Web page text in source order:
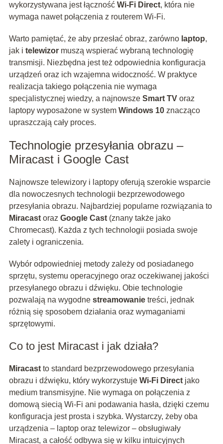
wykorzystywana jest łączność Wi-Fi Direct, która nie
wymaga nawet połączenia z routerem Wi-Fi.
Warto pamiętać, że aby przesłać obraz, zarówno laptop,
jak i telewizormuszą wspierać wybraną technologię
transmisji. Niezbędna jest też odpowiednia konfiguracja
urządzeń oraz ich wzajemna widoczność. W praktyce
realizacja takiego połączenia nie wymaga
specjalistycznej wiedzy, a najnowsze Smart TVoraz
laptopy wyposażone w system Windows 10znacząco
upraszczają cały proces.
Technologie przesyłania obrazu –
Miracast i Google Cast
Najnowsze telewizory i laptopy oferują szerokie wsparcie
dla nowoczesnych technologii bezprzewodowego
przesyłania obrazu. Najbardziej popularne rozwiązania to
Miracastoraz Google Cast(znany także jako
Chromecast). Każda z tych technologii posiada swoje
zalety i ograniczenia.
Wybór odpowiedniej metody zależy od posiadanego
sprzętu, systemu operacyjnego oraz oczekiwanej jakości
przesyłanego obrazu i dźwięku. Obie technologie
pozwalają na wygodne streamowanietreści, jednak
różnią się sposobem działania oraz wymaganiami
sprzętowymi.
Co to jest Miracast i jak działa?
Miracastto standard bezprzewodowego przesyłania
obrazu i dźwięku, który wykorzystuje Wi-Fi Directjako
medium transmisyjne. Nie wymaga on połączenia z
domową siecią Wi-Fi ani podawania hasła, dzięki czemu
konfiguracja jest prosta i szybka. Wystarczy, żeby oba
urządzenia – laptop oraz telewizor – obsługiwały
Miracast, a całość odbywa się w kilku intuicyjnych